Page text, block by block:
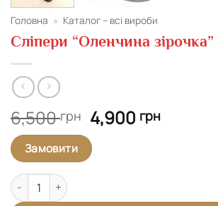
Головна » Каталог – всі вироби
Сліпери “Оленчина зірочка”
6,500грн Оригінальна
ціна:
6,500 грн.
4,900 грнПоточна
Замовити
Сліпери "Оленчина зірочка" кількість